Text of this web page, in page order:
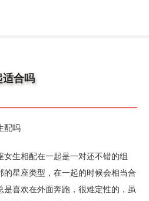
适合吗
配吗
生相配在一起是一对还不错的组
星座类型，在一起的时候会相当合
喜欢在外面奔跑，很难定性的，虽